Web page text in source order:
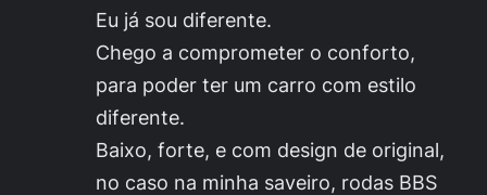
Eu já sou diferente.
Chego a comprometer o conforto,
para poder ter um carro com estilo
diferente.
Baixo, forte, e com design de original,
no caso na minha saveiro, rodas BBS